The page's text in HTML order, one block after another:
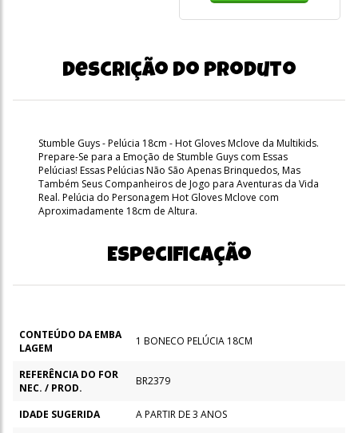
Descrição do produto
Stumble Guys - Pelúcia 18cm - Hot Gloves Mclove da Multikids.
Prepare-Se para a Emoção de Stumble Guys com Essas
Pelúcias! Essas Pelúcias Não São Apenas Brinquedos, Mas
Também Seus Companheiros de Jogo para Aventuras da Vida
Real. Pelúcia do Personagem Hot Gloves Mclove com
Aproximadamente 18cm de Altura.
Especificação
CONTEÚDO DA EMBA
LAGEM
1 BONECO PELÚCIA 18CM
REFERÊNCIA DO FOR
NEC. / PROD.
BR2379
IDADE SUGERIDA
A PARTIR DE 3 ANOS